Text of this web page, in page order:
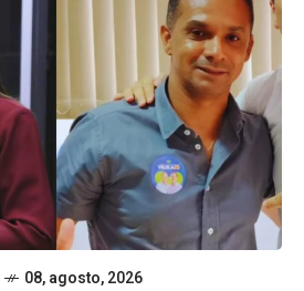
08, agosto, 2026